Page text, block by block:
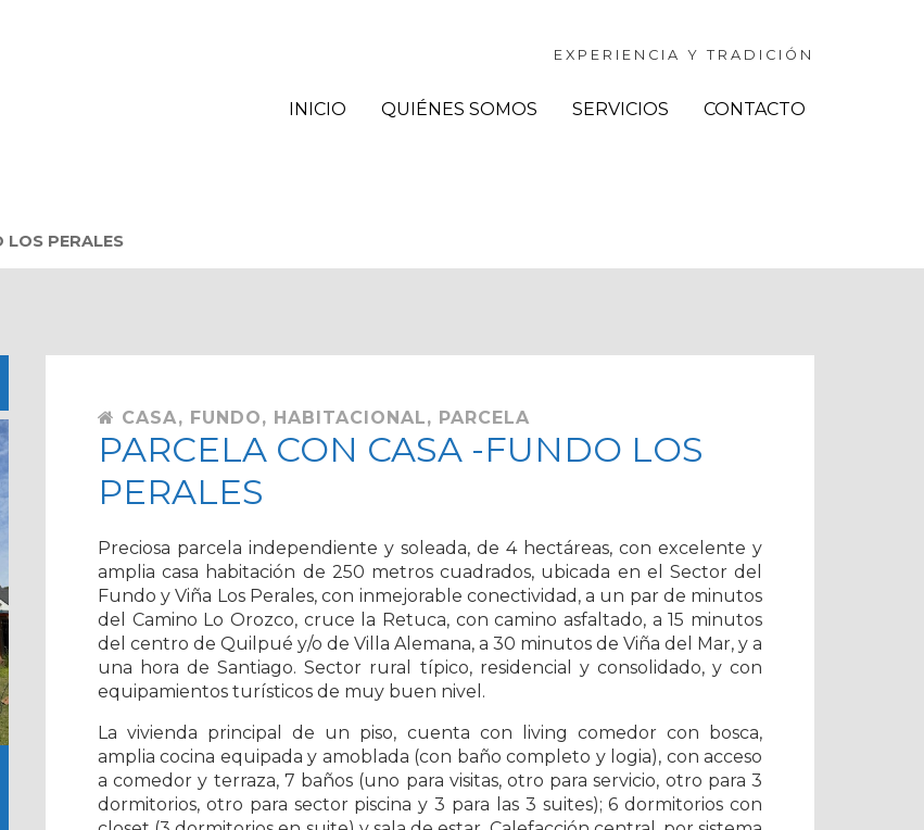
EXPERIENCIA Y TRADICIÓN
INICIO QUIÉNES SOMOS SERVICIOS CONTACTO
LOS PERALES
CASA, FUNDO, HABITACIONAL, PARCELA
PARCELA CON CASA -FUNDO LOS
PERALES
Preciosa parcela independiente y soleada, de 4 hectáreas, con excelente y
amplia casa habitación de 250 metros cuadrados, ubicada en el Sector del
Fundo y Viña Los Perales, con inmejorable conectividad, a un par de minutos
del Camino Lo Orozco, cruce la Retuca, con camino asfaltado, a 15 minutos
del centro de Quilpué y/o de Villa Alemana, a 30 minutos de Viña del Mar, y a
una hora de Santiago. Sector rural típico, residencial y consolidado, y con
equipamientos turísticos de muy buen nivel.
La vivienda principal de un piso, cuenta con living comedor con bosca,
amplia cocina equipada y amoblada (con baño completo y logia), con acceso
a comedor y terraza, 7 baños (uno para visitas, otro para servicio, otro para 3
dormitorios, otro para sector piscina y 3 para las 3 suites); 6 dormitorios con